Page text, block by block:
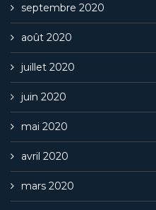
septembre 2020
août 2020
juillet 2020
juin 2020
mai 2020
avril 2020
mars 2020